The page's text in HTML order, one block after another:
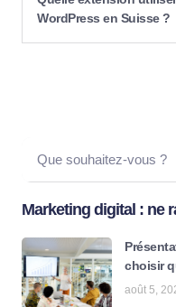
WordPress en Suisse ?
Marketing digital : ne
choisir
août 5,